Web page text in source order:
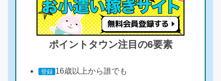
ポイントタウン注目の6要素
登録 16歳以上から誰でも